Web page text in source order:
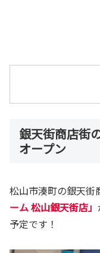
銀天街商店街
オープン
松山市湊町の銀天街
ーム 松山銀天街店」
予定です！